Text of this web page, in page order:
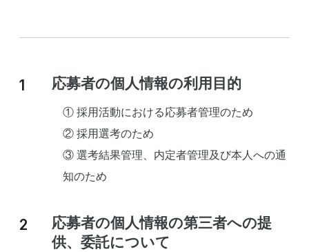
応募者の個人情報の利用目的
① 採用活動における応募者管理のため
② 採用選考のため
③ 選考結果管理、内定者管理及び本人への通
知のため
応募者の個人情報の第三者への提
供、委託について